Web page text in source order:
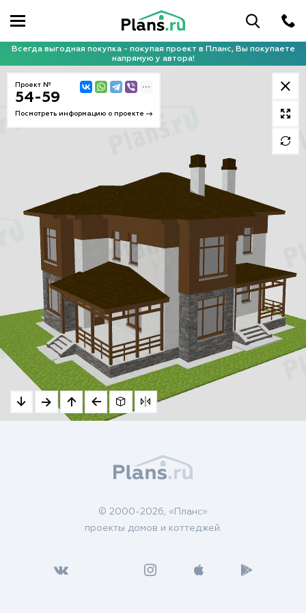
Всегда выгодная покупка - покупая проект в Планс, Вы покупаете
напрямую у автора!
Проект №
54-59
Посмотреть информацию о проекте
© 2000-2026, «Планс»
проекты домов и коттеджей.